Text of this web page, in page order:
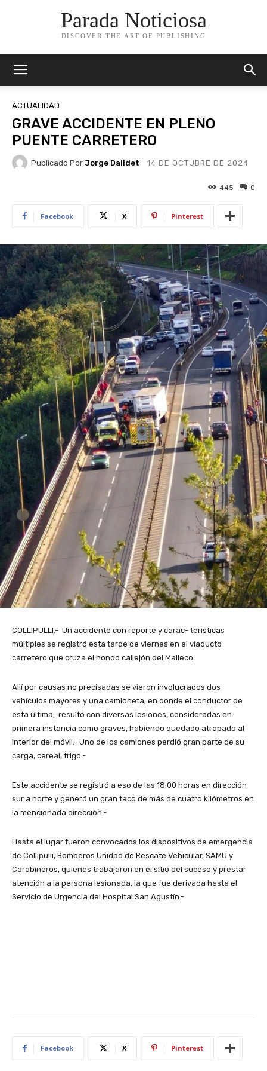
Parada Noticiosa
DISCOVER THE ART OF PUBLISHING
ACTUALIDAD
GRAVE ACCIDENTE EN PLENO
PUENTE CARRETERO
Publicado Por Jorge Dalidet 14 DE OCTUBRE DE 2024
0
445
Facebook X Pinterest
COLLIPULLI.- Un accidente con reporte y carac- terísticas
múltiples se registró esta tarde de viernes en el viaducto
carretero que cruza el hondo callejón del Malleco.
Allí por causas no precisadas se vieron involucrados dos
vehículos mayores y una camioneta; en donde el conductor de
esta última, resultó con diversas lesiones, consideradas en
primera instancia como graves, habiendo quedado atrapado al
interior del móvil.- Uno de los camiones perdió gran parte de su
carga, cereal, trigo.-
Este accidente se registró a eso de las 18,00 horas en dirección
sur a norte y generó un gran taco de más de cuatro kilómetros en
la mencionada dirección.-
Hasta el lugar fueron convocados los dispositivos de emergencia
de Collipulli, Bomberos Unidad de Rescate Vehicular, SAMU y
Carabineros, quienes trabajaron en el sitio del suceso y prestar
atención a la persona lesionada, la que fue derivada hasta el
Servicio de Urgencia del Hospital San Agustín.-
Facebook X Pinterest